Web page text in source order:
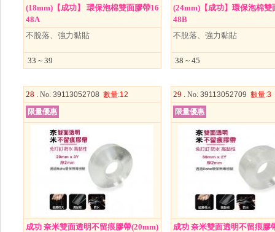
(18mm)【成功】 環保泡棉雙面膠帶16
48A
不脫落、強力黏貼
33 ~ 39
(24mm)【成功】環保泡棉雙
48B
不脫落、強力黏貼
38 ~ 45
28 . No: 39113052708 數量:12
限量優惠
成功 奈米雙面透明不留痕膠帶(20mm)
29 . No: 39113052709 數量:3
限量優惠
成功 奈米雙面透明不留痕膠